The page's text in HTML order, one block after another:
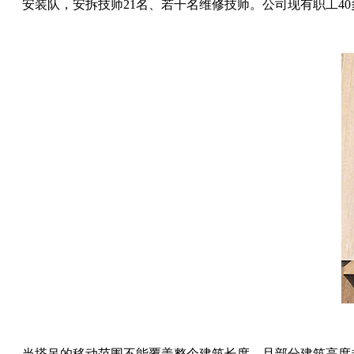
安装队，安拆技师21名、若干名维修技师。公司现有职工